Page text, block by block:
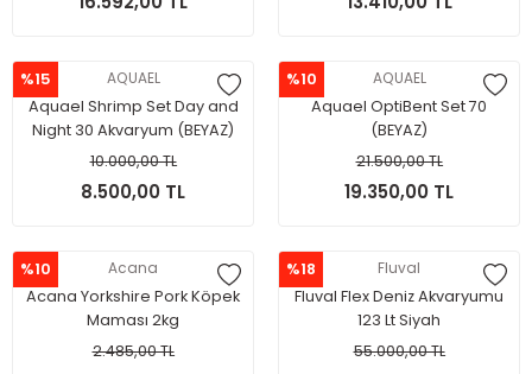
%15 AQUAEL
Aquael Shrimp Set Day and
Night 30 Akvaryum (BEYAZ)
10.000,00 TL
8.500,00 TL
%10 AQUAEL
Aquael OptiBent Set 70
(BEYAZ)
21.500,00 TL
19.350,00 TL
%10 Acana
Acana Yorkshire Pork Köpek
Maması 2kg
2.485,00 TL
%18 Fluval
Fluval Flex Deniz Akvaryumu
123 Lt Siyah
55.000,00 TL